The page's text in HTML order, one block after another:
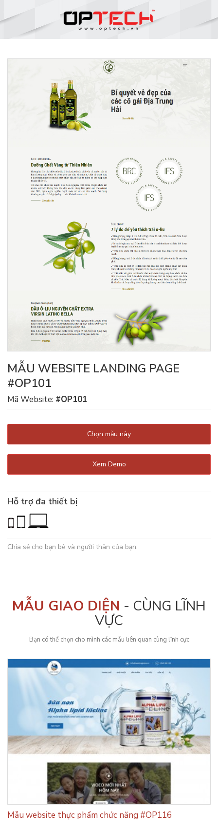
MẪU WEBSITE LANDING PAGE
#OP101
Mã Website: #OP101
Chọn mẫu này
Xem Demo
Hỗ trợ đa thiết bị
Chia sẻ cho bạn bè và người thân của bạn:
MẪU GIAO DIỆN - CÙNG LĨNH
VỰC
Bạn có thể chọn cho mình các mẫu liên quan cùng lĩnh cực
Mẫu website thực phẩm chức năng #OP116